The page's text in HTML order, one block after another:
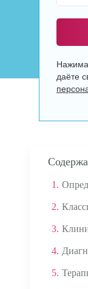
даёте
1.
2.
3.
4.
5.